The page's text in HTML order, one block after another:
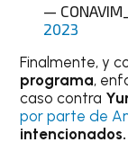
—
2023
Finalmente, y
programa,
caso contra
por parte de
intencionados.